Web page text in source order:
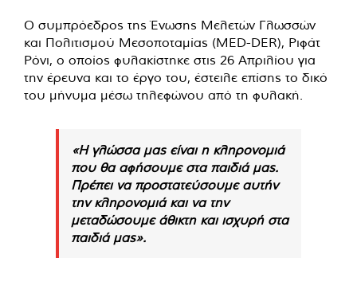
Ο συμπρόεδρος της Ένωσης Μελετών Γλωσσών
και Πολιτισμού Μεσοποταμίας (MED-DER), Ριφάτ
Ρόνι, ο οποίος φυλακίστηκε στις 26 Απριλίου για
την έρευνα και το έργο του, έστειλε επίσης το δικό
του μήνυμα μέσω τηλεφώνου από τη φυλακή.
«Η γλώσσα μας είναι η κληρονομιά
που θα αφήσουμε στα παιδιά μας.
Πρέπει να προστατεύσουμε αυτήν
την κληρονομιά και να την
μεταδώσουμε άθικτη και ισχυρή στα
παιδιά μας».